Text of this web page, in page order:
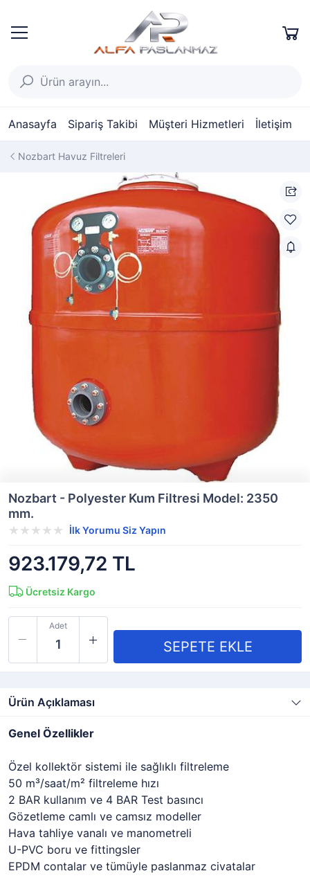
Anasayfa Sipariş Takibi Müşteri Hizmetleri İletişim
Nozbart Havuz Filtreleri
Nozbart - Polyester Kum Filtresi Model: 2350
mm.
İlk Yorumu Siz Yapın
923.179,72 TL
Ücretsiz Kargo
Adet
Ürün Açıklaması
Genel Özellikler
Özel kollektör sistemi ile sağlıklı filtreleme
50 m³/saat/m² filtreleme hızı
2 BAR kullanım ve 4 BAR Test basıncı
Gözetleme camlı ve camsız modeller
Hava tahliye vanalı ve manometreli
U-PVC boru ve fittingsler
EPDM contalar ve tümüyle paslanmaz civatalar